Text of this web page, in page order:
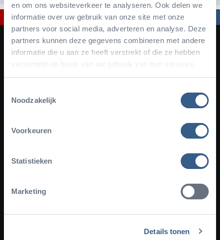
en om ons websiteverkeer te analyseren. Ook delen we
informatie over uw gebruik van onze site met onze
partners voor social media, adverteren en analyse. Deze
partners kunnen deze gegevens combineren met andere
informatie die u aan ze heeft verstrekt of die ze hebben
verzameld op basis van uw gebruik van hun services.
Noodzakelijk
Voorkeuren
Statistieken
Marketing
Details tonen
Plan your visit